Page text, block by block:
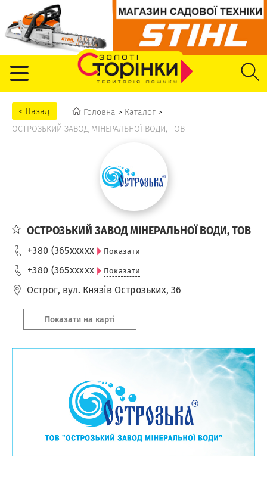
Головна > Каталог >
ОСТРОЗЬКИЙ ЗАВОД МІНЕРАЛЬНОЇ ВОДИ, ТОВ
ОСТРОЗЬКИЙ ЗАВОД МІНЕРАЛЬНОЇ ВОДИ, ТОВ
+380 (365xxxxx Показати
+380 (365xxxxx Показати
Острог, вул. Князів Острозьких, 36
Показати на карті